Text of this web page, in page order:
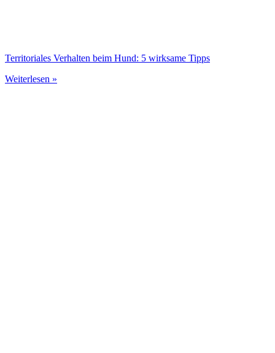
Territoriales Verhalten beim Hund: 5 wirksame Tipps
Weiterlesen »